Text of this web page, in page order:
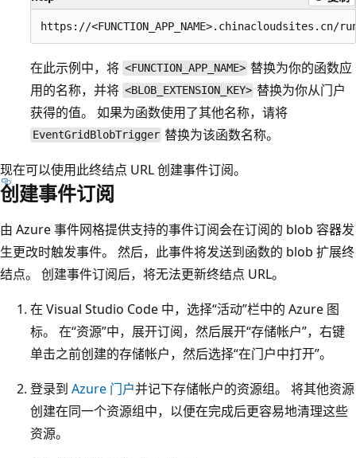
在此示例中，将 <FUNCTION_APP_NAME> 替换为你的函数应
用的名称，并将 <BLOB_EXTENSION_KEY> 替换为你从门户
获得的值。 如果为函数使用了其他名称，请将
EventGridBlobTrigger 替换为该函数名称。
现在可以使用此终结点 URL 创建事件订阅。
创建事件订阅
由 Azure 事件网格提供支持的事件订阅会在订阅的 blob 容器发
生更改时触发事件。 然后，此事件将发送到函数的 blob 扩展终
结点。 创建事件订阅后，将无法更新终结点 URL。
在 Visual Studio Code 中，选择“活动”栏中的 Azure 图
标。 在“资源”中，展开订阅，然后展开“存储帐户”，右键
单击之前创建的存储帐户，然后选择“在门户中打开”。
登录到 Azure 门户并记下存储帐户的资源组。 将其他资源
创建在同一个资源组中，以便在完成后更容易地清理这些
资源。